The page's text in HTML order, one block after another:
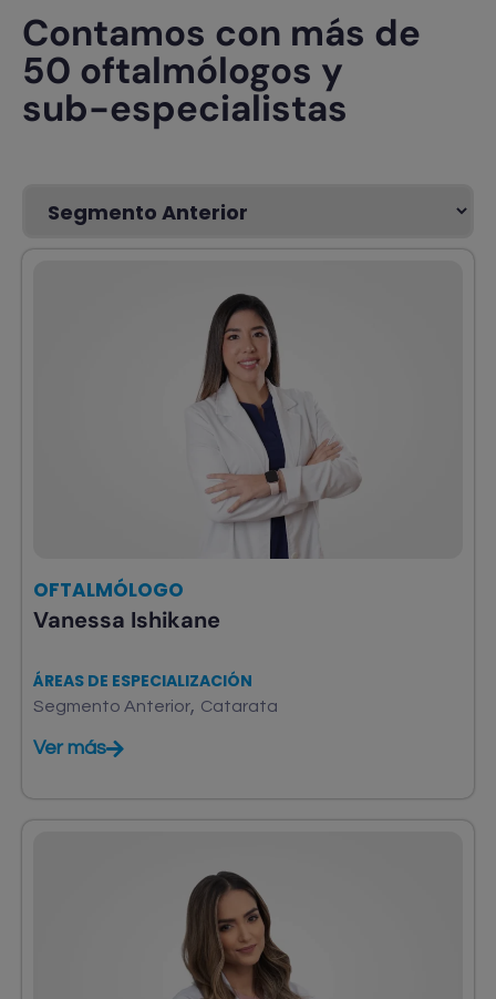
Contamos con más de
50 oftalmólogos y
sub-especialistas
OFTALMÓLOGO
Vanessa Ishikane
ÁREAS DE ESPECIALIZACIÓN
Segmento Anterior, Catarata
Ver más